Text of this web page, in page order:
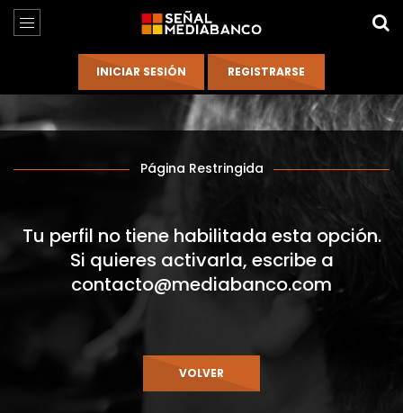
Página Restringida
Tu perfil no tiene habilitada esta opción.
Si quieres activarla, escribe a
contacto@mediabanco.com